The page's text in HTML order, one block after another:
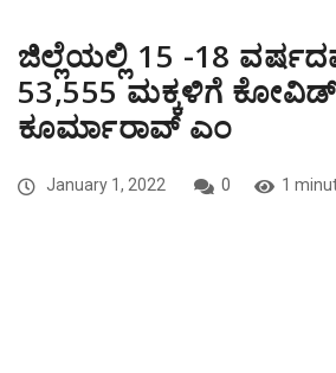
ಜಿಲ್ಲೆಯಲ್ಲಿ 15 -18
53,555 ಮಕ್ಕಳಿಗೆ
ಕೂರ್ಮಾರಾವ್ ಎಂ
January 1, 2022 0 1